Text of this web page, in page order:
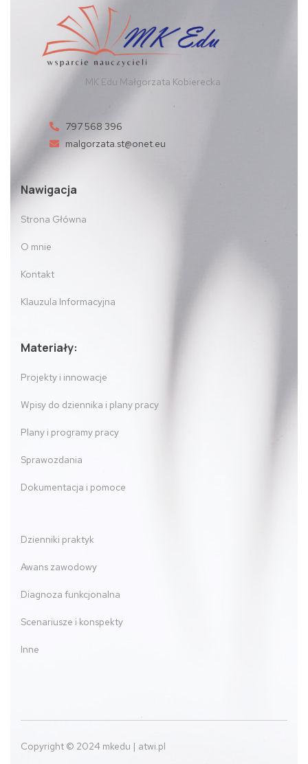
MK Edu Małgorzata Kobierecka
797 568 396
malgorzata.st@onet.eu
Nawigacja
Strona Główna
O mnie
Kontakt
Klauzula Informacyjna
Materiały:
Projekty i innowacje
Wpisy do dziennika i plany pracy
Plany i programy pracy
Sprawozdania
Dokumentacja i pomoce
Dzienniki praktyk
Awans zawodowy
Diagnoza funkcjonalna
Scenariusze i konspekty
Inne
Copyright © 2024 mkedu | atwi.pl